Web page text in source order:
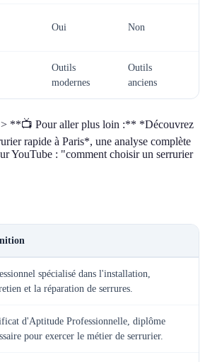
Oui Non
Outils
modernes
Outils
anciens
> **📺 Pour aller plus loin :** *Découvrez
rapide à Paris*, une analyse complète
YouTube : "comment choisir un serrurier
spécialisé dans l'installation,
et la réparation de serrures.
d'Aptitude Professionnelle, diplôme
pour exercer le métier de serrurier.